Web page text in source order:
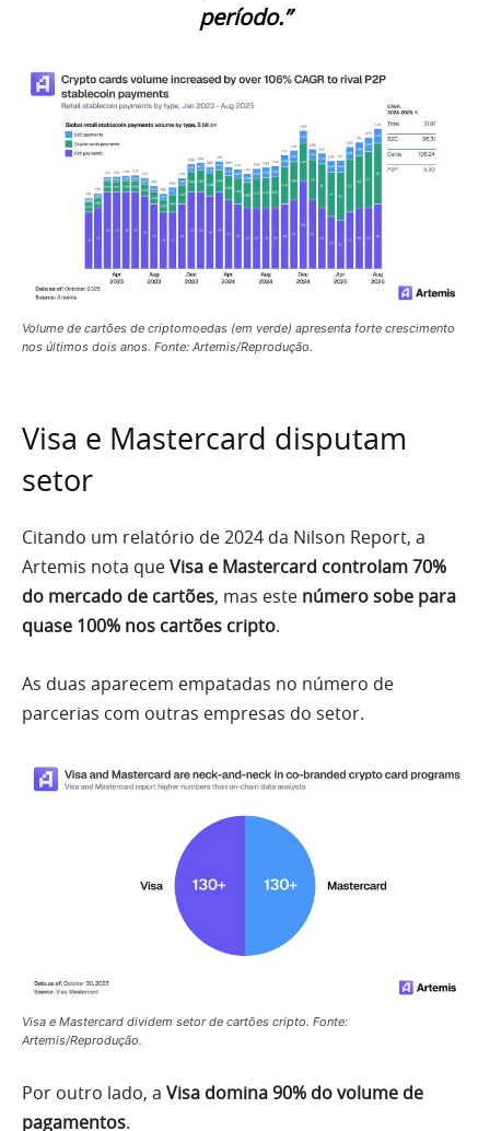
período.”
Volume de cartões de criptomoedas (em verde) apresenta forte crescimento
nos últimos dois anos. Fonte: Artemis/Reprodução.
Visa e Mastercard disputam
setor
Citando um relatório de 2024 da Nilson Report, a
Artemis nota queVisa e Mastercard controlam 70%
do mercado de cartões, mas este número sobe para
quase 100% nos cartões cripto.
As duas aparecem empatadas no número de
parcerias com outras empresas do setor.
Visa e Mastercard dividem setor de cartões cripto. Fonte:
Artemis/Reprodução.
Por outro lado, a Visa domina 90% do volume de
pagamentos.